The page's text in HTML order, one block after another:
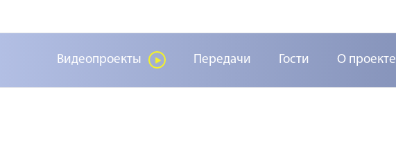
Видеопроекты Передачи Гости О проекте